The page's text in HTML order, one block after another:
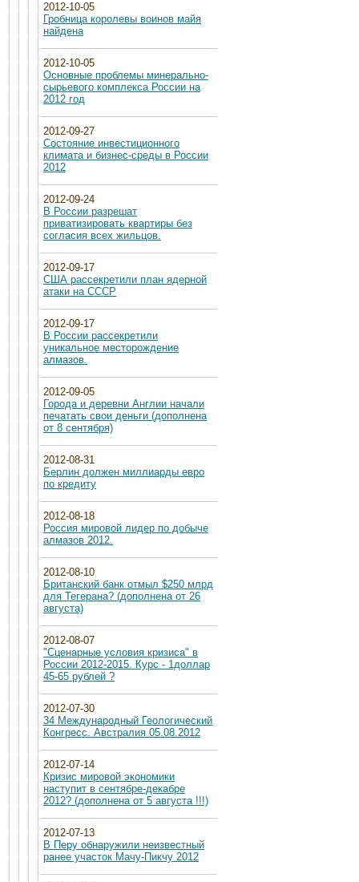
2012-10-05
Гробница королевы воинов майя
найдена
2012-10-05
Основные проблемы минерально-
сырьевого комплекса России на
2012 год
2012-09-27
Состояние инвестиционного
климата и бизнес-среды в России
2012
2012-09-24
В России разрешат
приватизировать квартиры без
согласия всех жильцов.
2012-09-17
США рассекретили план ядерной
атаки на СССР
2012-09-17
В России рассекретили
уникальное месторождение
алмазов.
2012-09-05
Города и деревни Англии начали
печатать свои деньги (дополнена
от 8 сентября)
2012-08-31
Берлин должен миллиарды евро
по кредиту
2012-08-18
Россия мировой лидер по добыче
алмазов 2012.
2012-08-10
Британский банк отмыл $250 млрд
для Тегерана? (дополнена от 26
августа)
2012-08-07
"Сценарные условия кризиса" в
России 2012-2015. Курс - 1доллар
45-65 рублей ?
2012-07-30
34 Международный Геологический
Конгресс. Австралия 05.08.2012
2012-07-14
Кризис мировой экономики
наступит в сентябре-декабре
2012? (дополнена от 5 августа !!!)
2012-07-13
В Перу обнаружили неизвестный
ранее участок Мачу-Пикчу 2012